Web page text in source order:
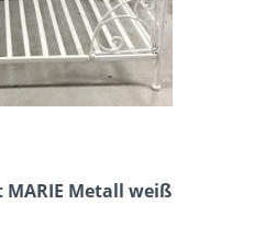
MARIE Metall weiß